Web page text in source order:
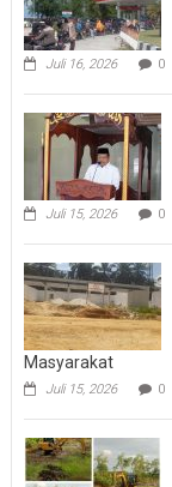
Juli 16, 2026 0
Juli 15, 2026 0
Masyarakat
Juli 15, 2026 0